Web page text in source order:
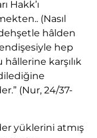
Hakk’ı
(Nasıl
hâlden
hep
karşılık
(Nur, 24/37-
yüklerini atmış